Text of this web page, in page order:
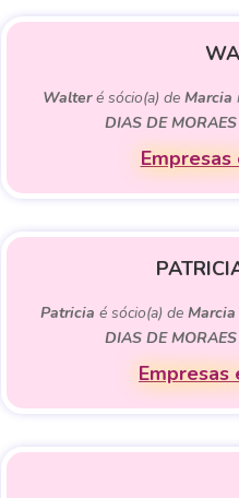
Walteré sócio(a) deMarcia
DIAS DE
Patricia é sócio(a) de Marcia
DIAS DE
Empresas